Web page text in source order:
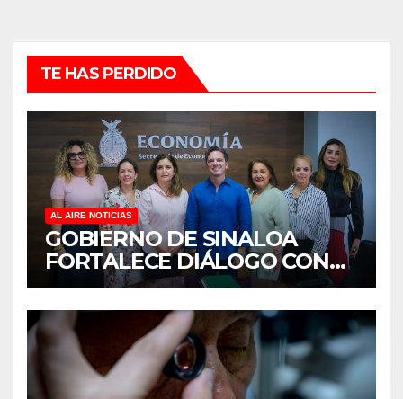
TE HAS PERDIDO
AL AIRE NOTICIAS
GOBIERNO DE SINALOA
FORTALECE DIÁLOGO CON
MUJERES EMPRESARIAS DE
CULIACÁN